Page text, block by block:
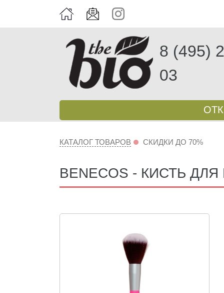
8 (495)
03
КАТАЛОГ ТОВАРОВ СКИДКИ ДО 70%
BENECOS - КИСТЬ